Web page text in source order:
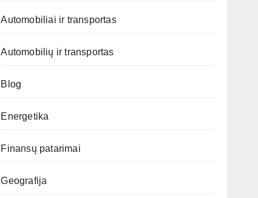
Automobiliai ir transportas
Automobilių ir transportas
Blog
Energetika
Finansų patarimai
Geografija